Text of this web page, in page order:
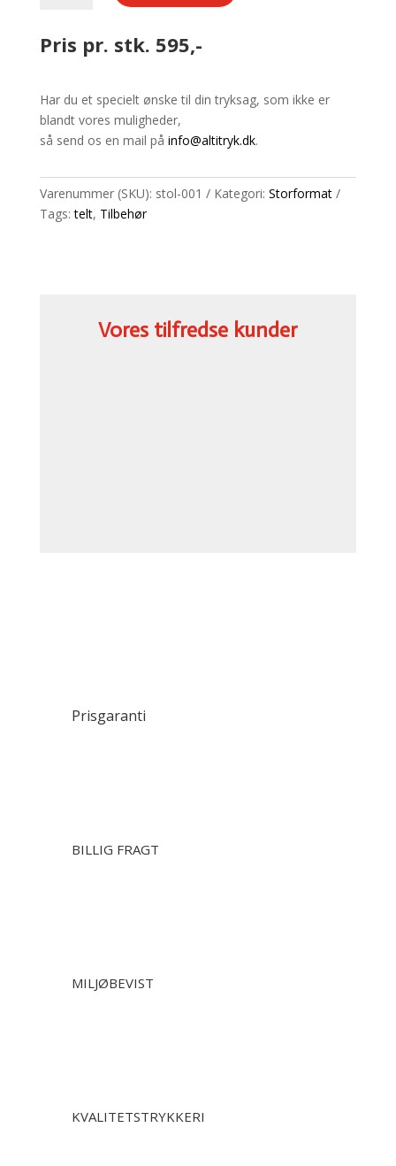
Pris pr. stk. 595,-
Har du et specielt ønske til din tryksag, som ikke er
blandt vores muligheder,
så send os en mail på info@altitryk.dk.
Varenummer (SKU): stol-001 Kategori: Storformat
Tags:telt, Tilbehør
Vores tilfredse kunder
Prisgaranti
BILLIG FRAGT
MILJØBEVIST
KVALITETSTRYKKERI